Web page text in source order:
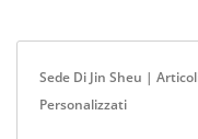
Sede Di Jin Sheu |
Personalizzati